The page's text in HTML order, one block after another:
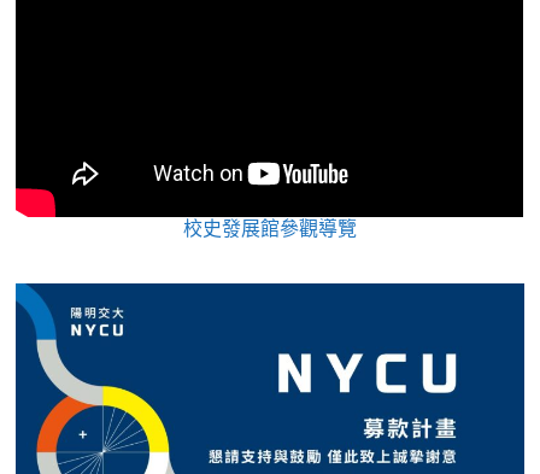
校史發展館參觀導覽